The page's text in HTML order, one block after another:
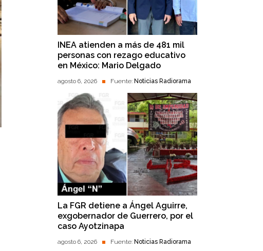
INEA atienden a más de 481 mil
personas con rezago educativo
en México: Mario Delgado
agosto 6, 2026 Fuente: Noticias Radiorama
La FGR detiene a Ángel Aguirre,
exgobernador de Guerrero, por el
caso Ayotzinapa
agosto 6, 2026 Fuente: Noticias Radiorama